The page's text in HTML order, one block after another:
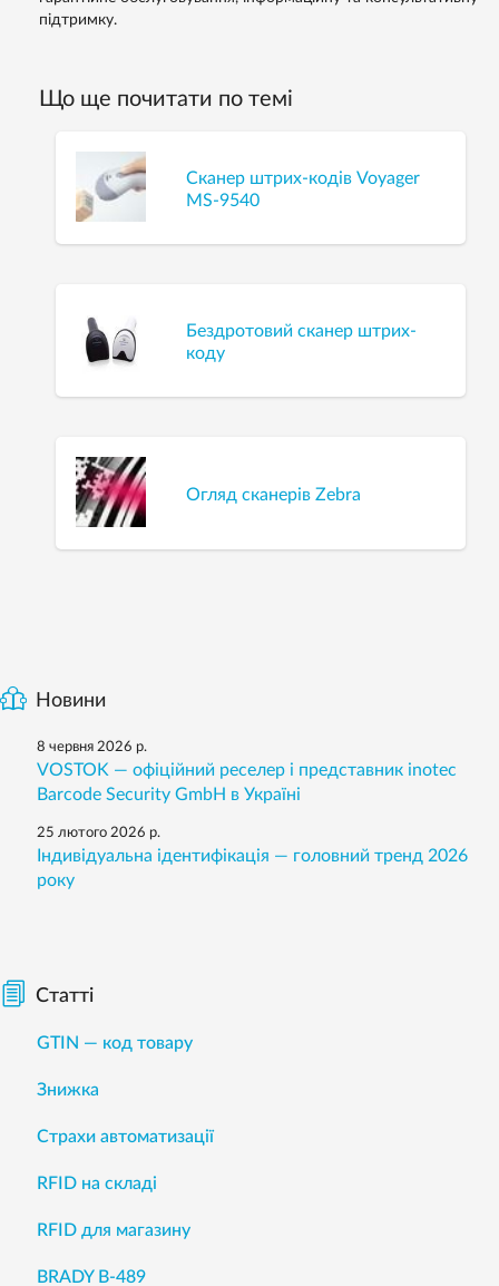
підтримку.
Що ще почитати по темі
Cканер штрих-кодів Voyager
MS-9540
Бездротовий сканер штрих-
коду
Огляд сканерів Zebra
Новини
8 червня 2026 р.
VOSTOK — офіційний реселер і представник inotec
Barcode Security GmbH в Україні
25 лютого 2026 р.
Індивідуальна ідентифікація — головний тренд 2026
року
Статті
GTIN — код товару
Знижка
Страхи автоматизації
RFID на складі
RFID для магазину
BRADY B-489